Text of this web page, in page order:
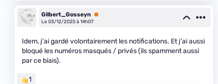
Gilbert_Gosseyn
Premium
Le 03/12/2025 à 14h07
Idem, j'ai gardé volontairement les notifications. Et j'ai aussi
bloqué les numéros masqués / privés (ils spamment aussi
par ce biais).
1